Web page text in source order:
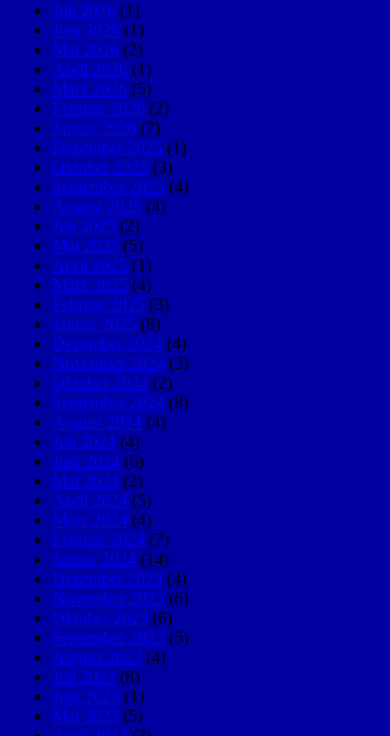
Juli 2026 (1)
Juni 2026 (1)
Mai 2026 (2)
April 2026 (1)
März 2026 (5)
Februar 2026 (2)
Januar 2026 (7)
Dezember 2025 (1)
Oktober 2025 (3)
September 2025 (4)
August 2025 (4)
Juli 2025 (2)
Mai 2025 (5)
April 2025 (1)
März 2025 (4)
Februar 2025 (3)
Januar 2025 (8)
Dezember 2024 (4)
November 2024 (3)
Oktober 2024 (2)
September 2024 (8)
August 2024 (4)
Juli 2024 (4)
Juni 2024 (6)
Mai 2024 (2)
April 2024 (5)
März 2024 (4)
Februar 2024 (7)
Januar 2024 (14)
Dezember 2023 (4)
November 2023 (6)
Oktober 2023 (6)
September 2023 (5)
August 2023 (4)
Juli 2023 (8)
Juni 2023 (1)
Mai 2023 (5)